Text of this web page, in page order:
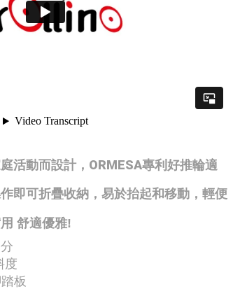
活動而設計，ORMESA專利好推輪適
即可折疊收納，易於抬起和移動，輕便
舒適優雅!
度
板